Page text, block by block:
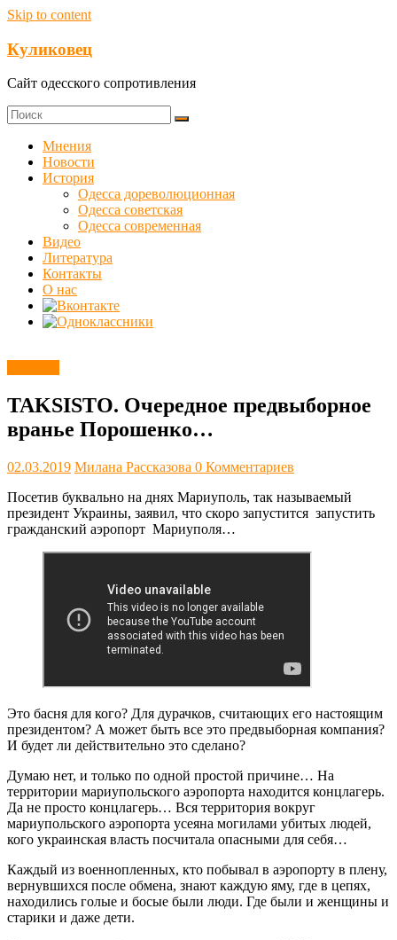
Skip to content
Куликовец
Сайт одесского сопротивления
Мнения
Новости
История
Одесса дореволюционная
Одесса советская
Одесса современная
Видео
Литература
Контакты
О нас
TAKSISTO. Очередное предвыборное
вранье Порошенко…
02.03.2019 Милана Рассказова 0 Комментариев
Посетив буквально на днях Мариуполь, так называемый
президент Украины, заявил, что скоро запустится запустить
гражданский аэропорт Мариуполя…
Это басня для кого? Для дурачков, считающих его настоящим
президентом? А может быть все это предвыборная компания?
И будет ли действительно это сделано?
Думаю нет, и только по одной простой причине… На
территории мариупольского аэропорта находится концлагерь.
Да не просто концлагерь… Вся территория вокруг
мариупольского аэропорта усеяна могилами убитых людей,
кого украинская власть посчитала опасными для себя…
Каждый из военнопленных, кто побывал в аэропорту в плену,
вернувшихся после обмена, знают каждую яму, где в цепях,
находились голые и босые были люди. Где были и женщины и
старики и даже дети.